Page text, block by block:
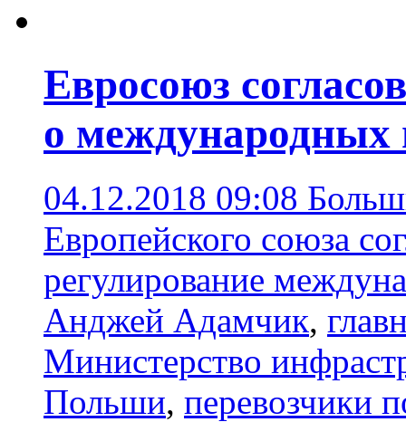
Евросоюз
о международных
04.12.2018 09:08
Европейского союза
регулирование
Анджей Адамчик,
Министерство
Польши, перевозчики